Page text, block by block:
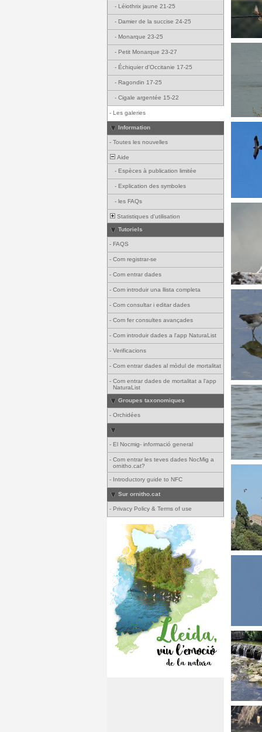
- Léiothrix jaune 21-25
- Damier de la succise 24-25
- Monarque 23-25
- Petit Monarque 23-27
- Échiquier d'Occitanie 17-25
- Ragondin 17-25
- Cigale argentée 15-22
- Les galeries
Information
- Toutes les nouvelles
Aide
- Espèces à publication limitée
- Explication des symboles
- les FAQs
Statistiques d'utilisation
Tutoriels
- FAQS
- Com registrar-se
- Com entrar dades
- Com introduir una llista completa
- Com consultar i editar dades
- Com fer consultes avançades
- Com introduir dades a l'app NaturaList
- Verificacions
- Com entrar dades al mòdul de mortalitat
- Com entrar dades de mortalitat a l'app
NaturaList
Groupes taxonomiques
- Orchidées
- El Nocmig- informació general
- Com entrar les teves dades NocMig a
ornitho.cat?
- Introductory guide to NFC
Sur ornitho.cat
- Privacy Policy & Terms of use